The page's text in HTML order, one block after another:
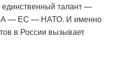
талант —
— ЕС — НАТО. И именно
в России вызывает